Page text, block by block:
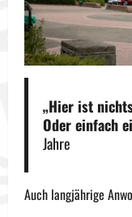
„Hier ist
Oder einfach
Jahre
Auch langjährige